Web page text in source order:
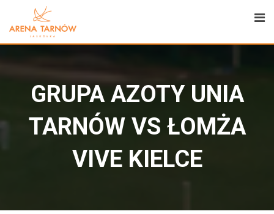
GRUPA AZOTY UNIA
TARNÓW VS ŁOMŻA
VIVE KIELCE